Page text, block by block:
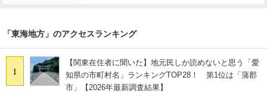
「東海地方」のアクセスランキング
1
【関東在住者に聞いた】地元民しか読めないと思う「愛
知県の市町村名」ランキングTOP28！ 第1位は「蒲郡
市」【2026年最新調査結果】